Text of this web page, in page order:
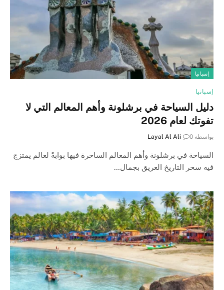
إسبانيا
إسبانيا
دليل السياحة في برشلونة وأهم المعالم التي لا
تفوتك لعام 2026
بواسطة Layal Al Ali 0
السياحة في برشلونة وأهم المعالم الساحرة فيها بوابةً لعالم يمتزج
فيه سحر التاريخ العريق بجمال…